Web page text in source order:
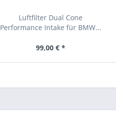
Luftfilter Dual Cone
Performance Intake für BMW...
99,00 € *